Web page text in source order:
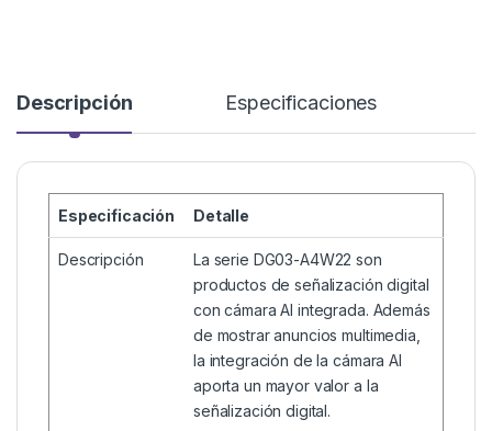
Descripción Especificaciones
Especificación Detalle
Descripción
La serie DG03-A4W22 son
productos de señalización digital
con cámara AI integrada. Además
de mostrar anuncios multimedia,
la integración de la cámara AI
aporta un mayor valor a la
señalización digital.